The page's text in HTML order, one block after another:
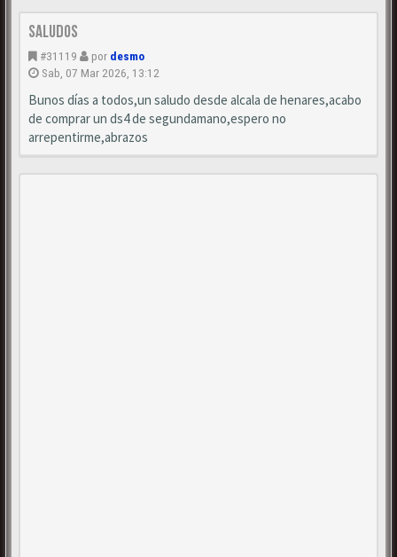
saludos
#31119 por desmo
Sab, 07 Mar 2026, 13:12
Bunos días a todos,un saludo desde alcala de henares,acabo
de comprar un ds4 de segundamano,espero no
arrepentirme,abrazos